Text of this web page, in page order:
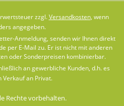
zzgl.Versandkosten, wenn
angegeben.
Anmeldung, senden wir Ihnen direkt
per E-Mail zu. Er ist nicht mit anderen
oder Sonderpreisen kombinierbar.
an gewerbliche Kunden, d.h. es
Verkauf an Privat.
Rechte vorbehalten.